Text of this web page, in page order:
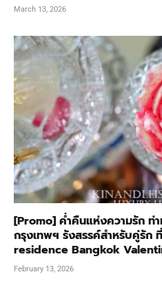
March 13, 2026
[Promo] ค่ำคืนแห่งความรัก ท่
กรุงเทพฯ รังสรรค์สำหรับคู่รัก
residence Bangkok
February 13, 2026